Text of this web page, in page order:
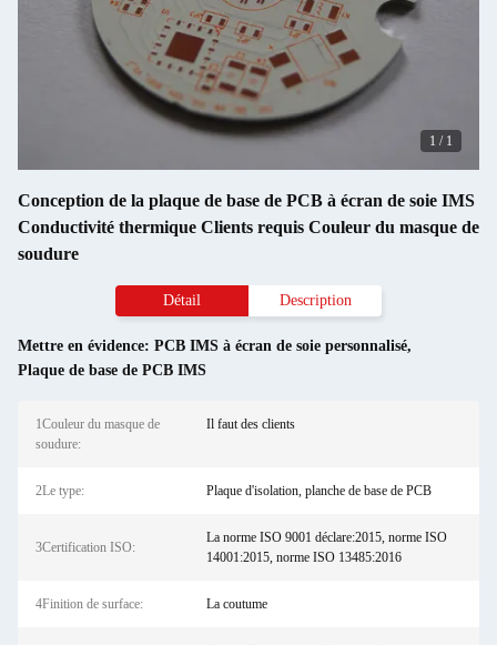
1 / 1
Conception de la plaque de base de PCB à écran de soie IMS
Conductivité thermique Clients requis Couleur du masque de
soudure
Détail Description
Mettre en évidence: PCB IMS à écran de soie personnalisé,
Plaque de base de PCB IMS
1Couleur du masque de
soudure:
Il faut des clients
2Le type: Plaque d'isolation, planche de base de PCB
3Certification ISO:
La norme ISO 9001 déclare:2015, norme ISO
14001:2015, norme ISO 13485:2016
4Finition de surface: La coutume